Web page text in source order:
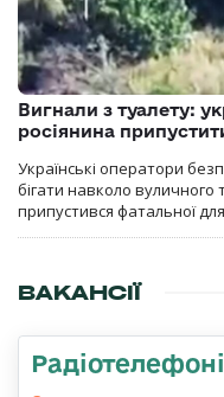
Вигнали з туалету:
росіянина
Українські оператори
бігати навколо вуличного
припустився фатальної
ВАКАНСІЇ